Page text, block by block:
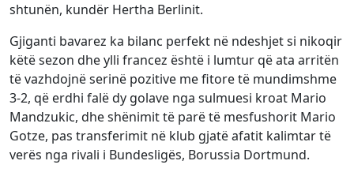
shtunën, kundër Hertha Berlinit.
Gjiganti bavarez ka bilanc perfekt në ndeshjet si nikoqir
këtë sezon dhe ylli francez është i lumtur që ata arritën
të vazhdojnë serinë pozitive me fitore të mundimshme
3-2, që erdhi falë dy golave nga sulmuesi kroat Mario
Mandzukic, dhe shënimit të parë të mesfushorit Mario
Gotze, pas transferimit në klub gjatë afatit kalimtar të
verës nga rivali i Bundesligës, Borussia Dortmund.